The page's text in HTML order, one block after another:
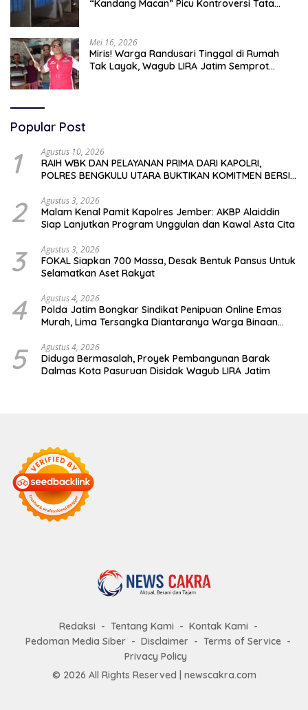
“Kandang Macan” Picu Kontroversi Tata
Mei 16, 2026
Miris! Warga Randusari Tinggal di Rumah
Tak Layak, Wagub LIRA Jatim Semprot
Popular Post
1 Agustus 10, 2026
RAIH WBK DAN PELAYANAN PRIMA DARI KAPOLRI,
POLRES BENGKULU UTARA BUKTIKAN KOMITMEN BERSIH
2 Agustus 3, 2026
Malam Kenal Pamit Kapolres Jember: AKBP Alaiddin
Siap Lanjutkan Program Unggulan dan Kawal Asta Cita
3 Agustus 3, 2026
FOKAL Siapkan 700 Massa, Desak Bentuk Pansus Untuk
Selamatkan Aset Rakyat
4 Agustus 4, 2026
Polda Jatim Bongkar Sindikat Penipuan Online Emas
Murah, Lima Tersangka Diantaranya Warga Binaan
5 Agustus 4, 2026
Diduga Bermasalah, Proyek Pembangunan Barak
Dalmas Kota Pasuruan Disidak Wagub LIRA Jatim
Redaksi Tentang Kami
Kontak Kami
Pedoman Media Siber
Disclaimer
Terms of Service
Privacy Policy
© 2026 All Rights Reserved | newscakra.com